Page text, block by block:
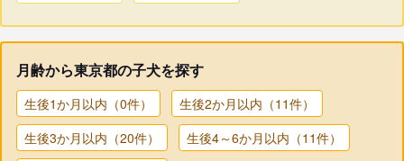
月齢から東京都の子犬を探す
生後1か月以内（0件）
生後2か月以内（11件）
生後3か月以内（20件）
生後4～6か月以内（11件）